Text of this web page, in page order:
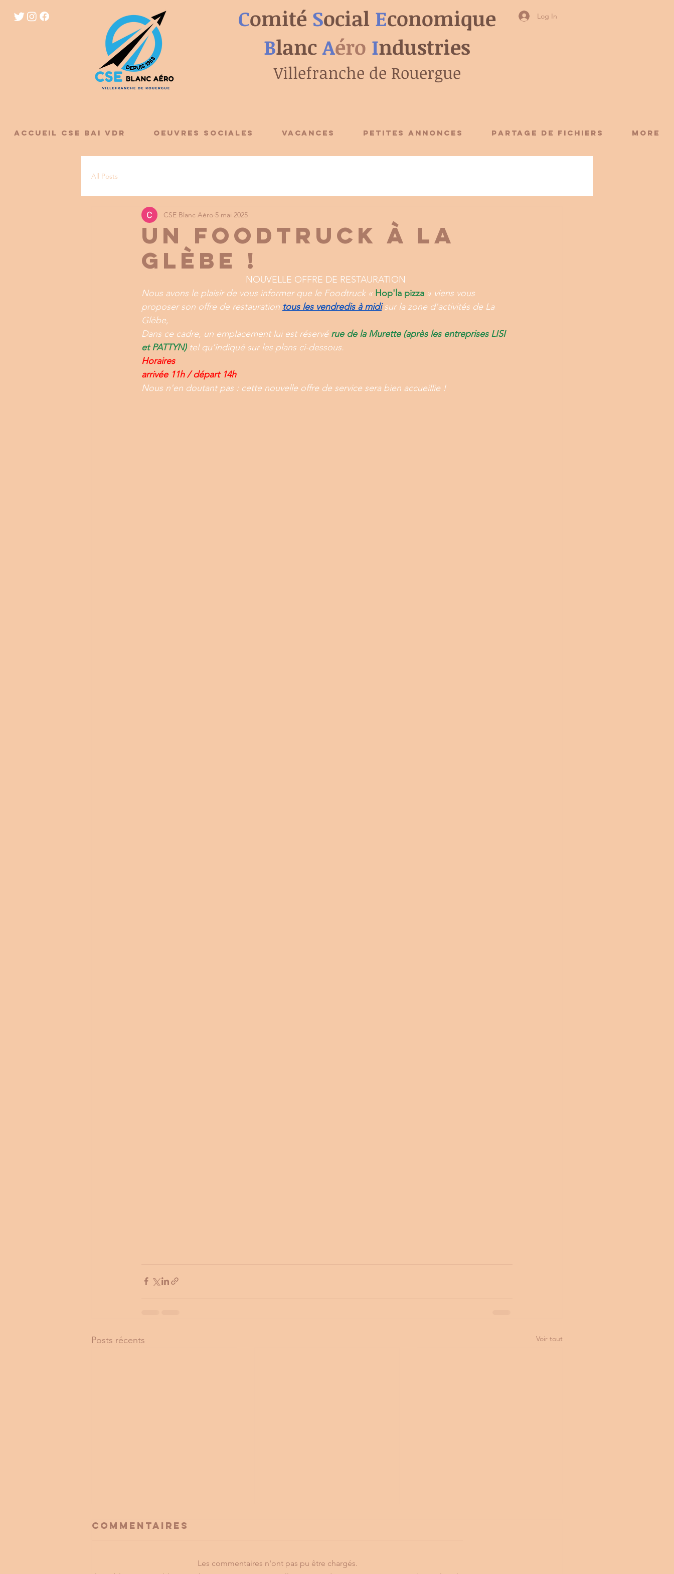
Log In
Comité Social Economique
Blanc Aéro Industries
Villefranche de Rouergue
ACCUEIL CSE BAI VDR OEUVRES SOCIALES VACANCES PETITES ANNONCES Partage de fichiers More
All Posts
Un Foodtruck à La
Glèbe !
CSE Blanc Aéro 5 mai 2025
NOUVELLE OFFRE DE RESTAURATION
Nous avons le plaisir de vous informer que le Foodtruck « Hop'la pizza » viens vous
proposer son offre de restauration tous les vendredis à midi sur la zone d'activités de La
Glèbe,
Dans ce cadre, un emplacement lui est réservé rue de la Murette (après les entreprises LISI
et PATTYN) tel qu’indiqué sur les plans ci-dessous.
Horaires
arrivée 11h / départ 14h
Nous n'en doutant pas : cette nouvelle offre de service sera bien accueillie !
Posts récents Voir tout
Commentaires
Les commentaires n'ont pas pu être chargés.